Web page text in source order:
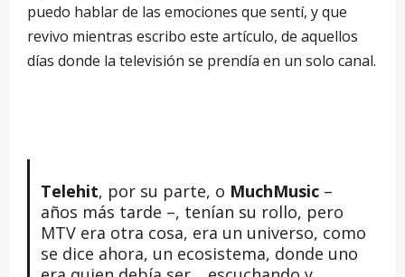
puedo hablar de las emociones que sentí, y que
revivo mientras escribo este artículo, de aquellos
días donde la televisión se prendía en un solo canal.
Telehit, por su parte, o MuchMusic–
años más tarde –, tenían su rollo, pero
MTV era otra cosa, era un universo, como
se dice ahora, un ecosistema, donde uno